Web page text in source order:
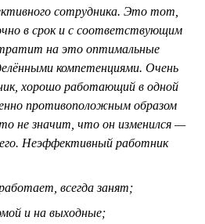
сотрудника. Это тот,
в срок и с соответствующим
на это оптимальные
компетенциями. Очень
хорошо работающий в одной
противоположным образом
не значит, что он изменился —
Неэффективный работник
всегда занят;
и на выходные;